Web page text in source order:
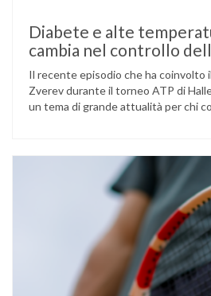
Diabete e alte
cambia nel controllo
Il recente episodio che ha coinvolto
Zverev durante il torneo ATP di
un tema di grande attualità per chi
glucosio lo aveva portato …